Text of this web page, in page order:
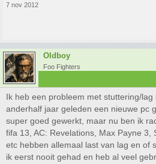
7 nov 2012
Oldboy
Foo Fighters
Ik heb een probleem met stuttering/
anderhalf jaar geleden een nieuwe pc
super goed gewerkt, maar nu ben ik
fifa 13, AC: Revelations, Max Payne 3,
etc hebben allemaal last van lag en of
ik eerst nooit gehad en heb al veel